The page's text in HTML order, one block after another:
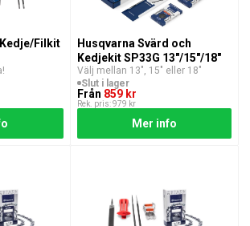
Filkit
Husqvarna Svärd och
Kedjekit SP33G 13"/15"/18"
Välj mellan 13", 15" eller 18"
Slut i lager
Från 859 kr
Rek. pris: 979 kr
Mer info